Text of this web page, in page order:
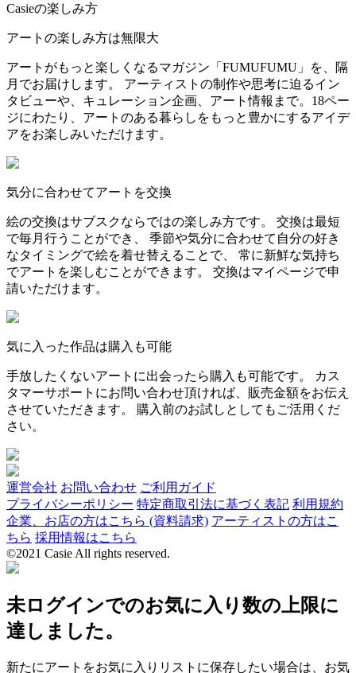
Casieの楽しみ方
アートの楽しみ方は無限大
アートがもっと楽しくなるマガジン「FUMUFUMU」を、隔
月でお届けします。 アーティストの制作や思考に迫るイン
タビューや、キュレーション企画、アート情報まで。18ペー
ジにわたり、アートのある暮らしをもっと豊かにするアイデ
アをお楽しみいただけます。
気分に合わせてアートを交換
絵の交換はサブスクならではの楽しみ方です。 交換は最短
で毎月行うことができ、 季節や気分に合わせて自分の好き
なタイミングで絵を着せ替えることで、 常に新鮮な気持ち
でアートを楽しむことができます。 交換はマイページで申
請いただけます。
気に入った作品は購入も可能
手放したくないアートに出会ったら購入も可能です。 カス
タマーサポートにお問い合わせ頂ければ、販売金額をお伝え
させていただきます。 購入前のお試しとしてもご活用くだ
さい。
運営会社 お問い合わせ ご利用ガイド
プライバシーポリシー 特定商取引法に基づく表記 利用規約
企業、お店の方はこちら (資料請求) アーティストの方はこ
ちら 採用情報はこちら
©2021 Casie All rights reserved.
未ログインでのお気に入り数の上限に
達しました。
新たにアートをお気に入りリストに保存したい場合は、お気